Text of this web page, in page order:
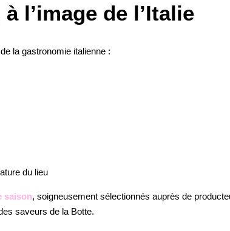
l’image de l’Italie
la gastronomie italienne :
du lieu
saison, soigneusement sélectionnés auprès de
saveurs de la Botte.